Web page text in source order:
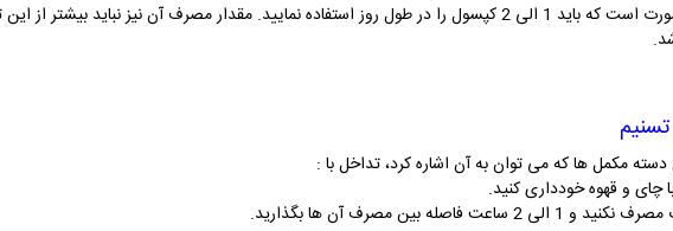
نحوه مصرف این مکمل به اینصورت است که باید 1 الی 2 کپسول را در طول روز استفاده نمایید. مقدار مصرف آن
مکمل ها که می توان به آن اشاره کرد، تداخل با :
چای و قهوه خودداری کنید.
بین مصرف آن ها بگذارید.